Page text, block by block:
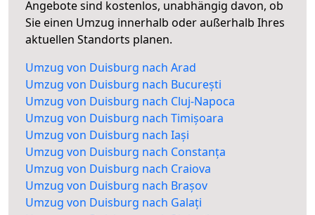
Angebote sind kostenlos, unabhängig davon, ob
Sie einen Umzug innerhalb oder außerhalb Ihres
aktuellen Standorts planen.
Umzug von Duisburg nach Arad
Umzug von Duisburg nach București
Umzug von Duisburg nach Cluj-Napoca
Umzug von Duisburg nach Timișoara
Umzug von Duisburg nach Iași
Umzug von Duisburg nach Constanța
Umzug von Duisburg nach Craiova
Umzug von Duisburg nach Brașov
Umzug von Duisburg nach Galați